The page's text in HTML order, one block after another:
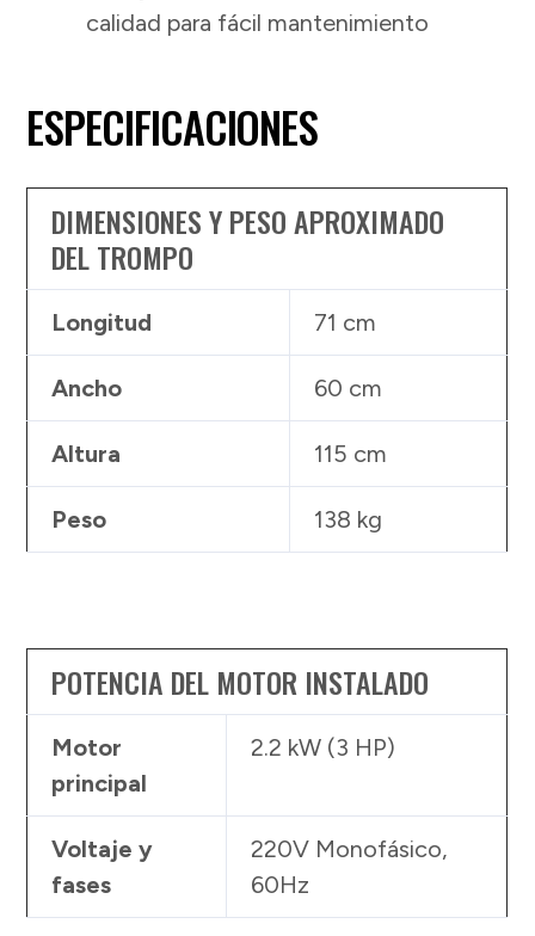
calidad para fácil mantenimiento
ESPECIFICACIONES
DIMENSIONES Y PESO APROXIMADO
DEL TROMPO
Longitud 71 cm
Ancho 60 cm
Altura 115 cm
Peso 138 kg
POTENCIA DEL MOTOR INSTALADO
Motor
principal
2.2 kW (3 HP)
Voltaje y
fases
220V Monofásico,
60Hz